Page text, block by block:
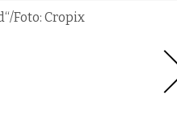
Foto: Cropix